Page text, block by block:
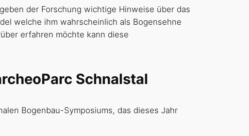
der Forschung wichtige Hinweise über das
welche ihm wahrscheinlich als Bogensehne
erfahren möchte kann diese
Schnalstal
Bogenbau-Symposiums, das dieses Jahr